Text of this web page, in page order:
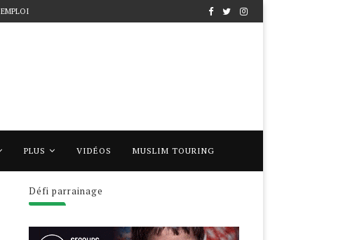
EMPLOI
PLUS VIDÉOS MUSLIM TOURING
Défi parrainage